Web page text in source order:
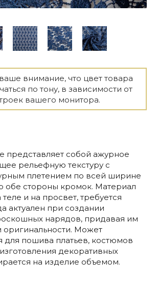
внимание, что цвет товара
по тону, в зависимости от
вашего монитора.
представляет собой ажурное
рельефную текстуру с
плетением по всей ширине
обе стороны кромок. Материал
и на просвет, требуется
актуален при создании
нарядов, придавая им
Может
для пошива платьев, костюмов
декоративных
на изделие объемом.